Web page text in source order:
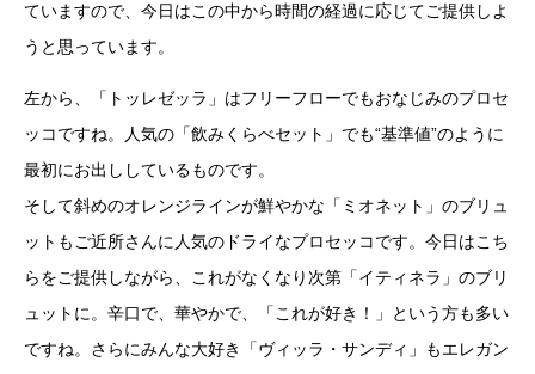
ていますので、今日はこの中から時間の経過に応じてご提供しよ
うと思っています。
左から、「トッレゼッラ」はフリーフローでもおなじみのプロセ
ッコですね。人気の「飲みくらべセット」でも“基準値”のように
最初にお出ししているものです。
そして斜めのオレンジラインが鮮やかな「ミオネット」のブリュ
ットもご近所さんに人気のドライなプロセッコです。今日はこち
らをご提供しながら、これがなくなり次第「イティネラ」のブリ
ュットに。辛口で、華やかで、「これが好き！」という方も多い
ですね。さらにみんな大好き「ヴィッラ・サンディ」もエレガン